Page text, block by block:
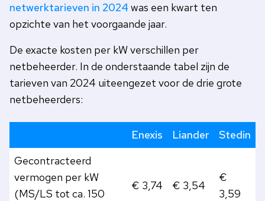
netwerktarieven in 2024 was een kwart ten
opzichte van het voorgaande jaar.
De exacte kosten per kW verschillen per
netbeheerder. In de onderstaande tabel zijn de
tarieven van 2024 uiteengezet voor de drie grote
netbeheerders:
Enexis Liander
Stedin
Gecontracteerd
vermogen per kW
(MS/LS tot ca. 150
€ 3,74 € 3,54
€
3,59